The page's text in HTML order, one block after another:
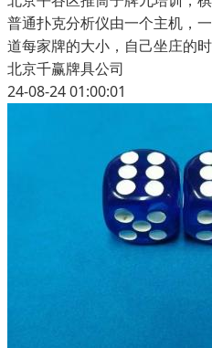
普通扑克分析仪由一个主机，
道每家牌的大小，自己坐庄的
北京千赢牌具公司
24-08-24 01:00:01